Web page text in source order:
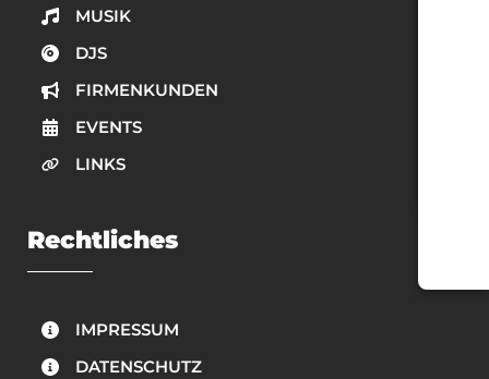
MUSIK
DJS
FIRMENKUNDEN
EVENTS
LINKS
Rechtliches
IMPRESSUM
DATENSCHUTZ